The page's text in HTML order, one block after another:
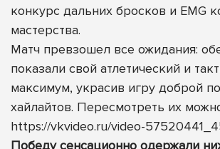
конкурс дальних бросков и EMG
мастерства.
Матч превзошел все ожидания:
показали свой атлетический и
максимум, украсив игру доброй
хайлайтов. Пересмотреть их
https://vkvideo.ru/video-
Победу сенсационно одержали